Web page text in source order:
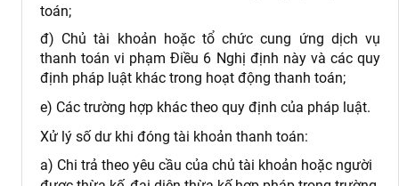
toán;
đ) Chủ tài khoản hoặc tổ chức cung ứng dịch vụ
thanh toán vi phạm Điều 6 Nghị định này và các quy
định pháp luật khác trong hoạt động thanh toán;
e) Các trường hợp khác theo quy định của pháp luật.
Xử lý số dư khi đóng tài khoản thanh toán:
a) Chi trả theo yêu cầu của chủ tài khoản hoặc người